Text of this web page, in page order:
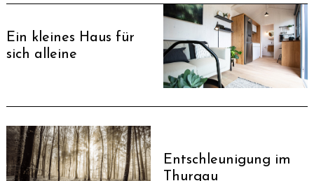
Ein kleines Haus für
sich alleine
Entschleunigung im
Thurgau